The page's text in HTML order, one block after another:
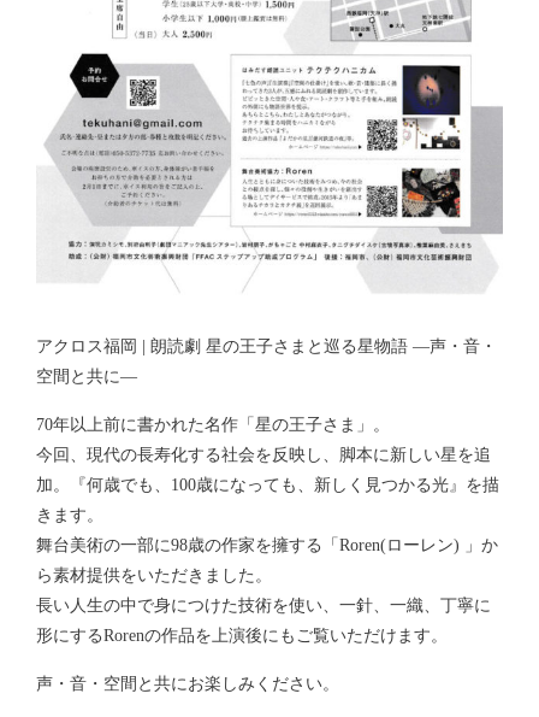
アクロス福岡 | 朗読劇 星の王子さまと巡る星物語 ―声・音・
空間と共に―
70年以上前に書かれた名作「星の王子さま」。
今回、現代の長寿化する社会を反映し、脚本に新しい星を追
加。『何歳でも、100歳になっても、新しく見つかる光』を描
きます。
舞台美術の一部に98歳の作家を擁する「Roren(ローレン) 」か
ら素材提供をいただきました。
長い人生の中で身につけた技術を使い、一針、一織、丁寧に
形にするRorenの作品を上演後にもご覧いただけます。
声・音・空間と共にお楽しみください。